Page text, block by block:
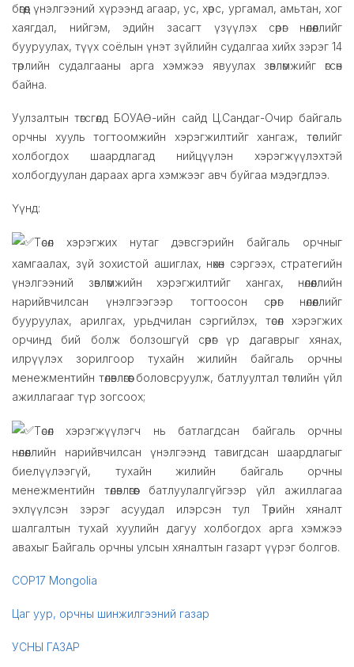
бөгөөд үнэлгээний хүрээнд агаар, ус, хөрс, ургамал, амьтан, хог
хаягдал, нийгэм, эдийн засагт үзүүлэх сөрөг нөлөөллийг
бууруулах, түүх соёлын үнэт зүйлийн судалгаа хийх зэрэг 14
төрлийн судалгааны арга хэмжээ явуулах зөвлөмжийг өгсөн
байна.
Уулзалтын төгсгөлд БОУАӨ-ийн сайд Ц.Сандаг-Очир байгаль
орчны хууль тогтоомжийн хэрэгжилтийг хангаж, төслийг
холбогдох шаардлагад нийцүүлэн хэрэгжүүлэхтэй
холбогдуулан дараах арга хэмжээг авч буйгаа мэдэгдлээ.
Үүнд:
Төсөл хэрэгжих нутаг дэвсгэрийн байгаль орчныг
хамгаалах, зүй зохистой ашиглах, нөхөн сэргээх, стратегийн
үнэлгээний зөвлөмжийн хэрэгжилтийг хангах, нөлөөллийн
нарийвчилсан үнэлгээгээр тогтоосон сөрөг нөлөөллийг
бууруулах, арилгах, урьдчилан сэргийлэх, төсөл хэрэгжих
орчинд бий болж болзошгүй сөрөг үр дагаврыг хянах,
илрүүлэх зорилгоор тухайн жилийн байгаль орчны
менежментийн төлөвлөгөөг боловсруулж, батлуултал төслийн үйл
ажиллагааг түр зогсоох;
Төсөл хэрэгжүүлэгч нь батлагдсан байгаль орчны
нөлөөллийн нарийвчилсан үнэлгээнд тавигдсан шаардлагыг
биелүүлээгүй, тухайн жилийн байгаль орчны
менежментийн төлөвлөгөөг батлуулалгүйгээр үйл ажиллагаа
эхлүүлсэн зэрэг асуудал илэрсэн тул Төрийн хяналт
шалгалтын тухай хуулийн дагуу холбогдох арга хэмжээ
авахыг Байгаль орчны улсын хяналтын газарт үүрэг болгов.
COP17 Mongolia
Цаг уур, орчны шинжилгээний газар
УСНЫ ГАЗАР